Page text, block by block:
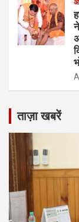
ताज़ा खबरें